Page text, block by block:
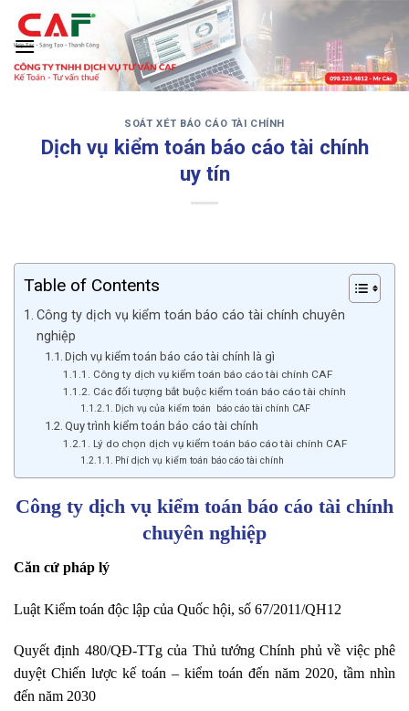
Skip
content
‹ ›
SOÁT XÉT BÁO CÁO TÀI CHÍNH
Dịch vụ kiểm toán báo cáo tài chính
uy tín
Table of Contents
Công ty dịch vụ kiểm toán báo cáo tài chính chuyên
nghiệp
Dịch vụ kiểm toán báo cáo tài chính là gì
Công ty dịch vụ kiểm toán báo cáo tài chính CAF
Các đối tượng bắt buộc kiểm toán báo cáo tài chính
Dịch vụ của kiểm toán báo cáo tài chính CAF
Quy trình kiểm toán báo cáo tài chính
Lý do chọn dịch vụ kiểm toán báo cáo tài chính CAF
Phí dịch vụ kiểm toán báo cáo tài chính
Công ty dịch vụ kiểm toán báo cáo tài chính
chuyên nghiệp
Căn cứ pháp lý
Luật Kiểm toán độc lập của Quốc hội, số 67/2011/QH12
Quyết định 480/QĐ-TTg của Thủ tướng Chính phủ về việc phê
duyệt Chiến lược kế toán – kiểm toán đến năm 2020, tầm nhìn
đến năm 2030